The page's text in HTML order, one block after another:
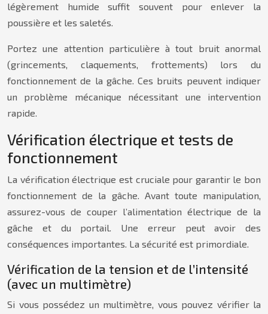
légèrement humide suffit souvent pour enlever la
poussière et les saletés.
Portez une attention particulière à tout bruit anormal
(grincements, claquements, frottements) lors du
fonctionnement de la gâche. Ces bruits peuvent indiquer
un problème mécanique nécessitant une intervention
rapide.
Vérification électrique et tests de
fonctionnement
La vérification électrique est cruciale pour garantir le bon
fonctionnement de la gâche. Avant toute manipulation,
assurez-vous de couper l’alimentation électrique de la
gâche et du portail. Une erreur peut avoir des
conséquences importantes. La sécurité est primordiale.
Vérification de la tension et de l’intensité
(avec un multimètre)
Si vous possédez un multimètre, vous pouvez vérifier la